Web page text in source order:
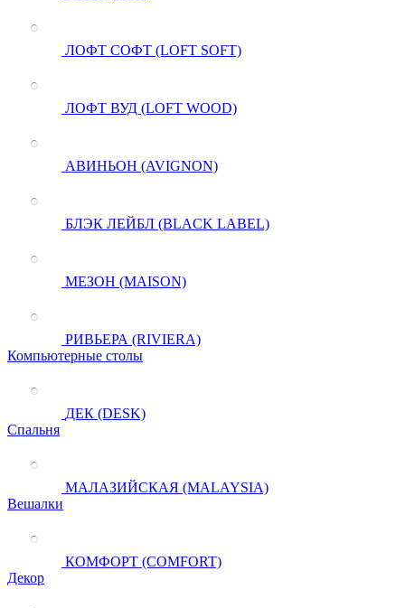
ЛОФТ СОФТ (LOFT SOFT)
ЛОФТ ВУД (LOFT WOOD)
АВИНЬОН (AVIGNON)
БЛЭК ЛЕЙБЛ (BLACK LABEL)
МЕЗОН (MAISON)
РИВЬЕРА (RIVIERA)
Компьютерные столы
ДЕК (DESK)
Спальня
МАЛАЗИЙСКАЯ (MALAYSIA)
Вешалки
КОМФОРТ (COMFORT)
Декор